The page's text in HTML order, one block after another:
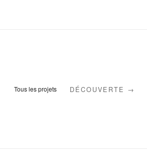
Tous les projets DÉCOUVERTE →